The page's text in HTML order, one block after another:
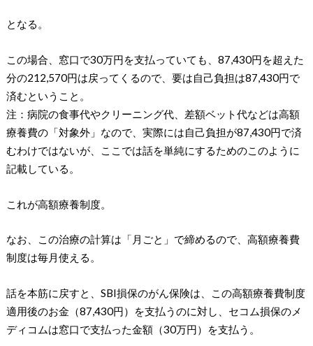
となる。
この場合、窓口で30万円を支払っていても、87,430円を超えた
分の212,570円は戻ってくるので、要は自己負担は87,430円で
済むということ。
注：病院の食事代やクリーニング代、差額ベット代などは高額
療養費の「対象外」なので、実際には自己負担が87,430円で済
むわけではないが、ここでは話を単純にするためのこのように
記載している。
これが高額療養制度。
なお、この治療の計算は「月ごと」で締めるので、高額療養費
制度は毎月使える。
話を本筋に戻すと、SBI損保のがん保険は、この高額療養費制度
適用後のお金（87,430円）を支払うのに対し、セコム損保のメ
ディコムは窓口で支払った金額（30万円）を支払う。